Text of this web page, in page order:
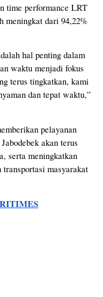
time performance LRT
meningkat dari 94,22%
hal penting dalam
waktu menjadi fokus
terus tingkatkan, kami
dan tepat waktu,”
pelayanan
akan terus
serta meningkatkan
masyarakat